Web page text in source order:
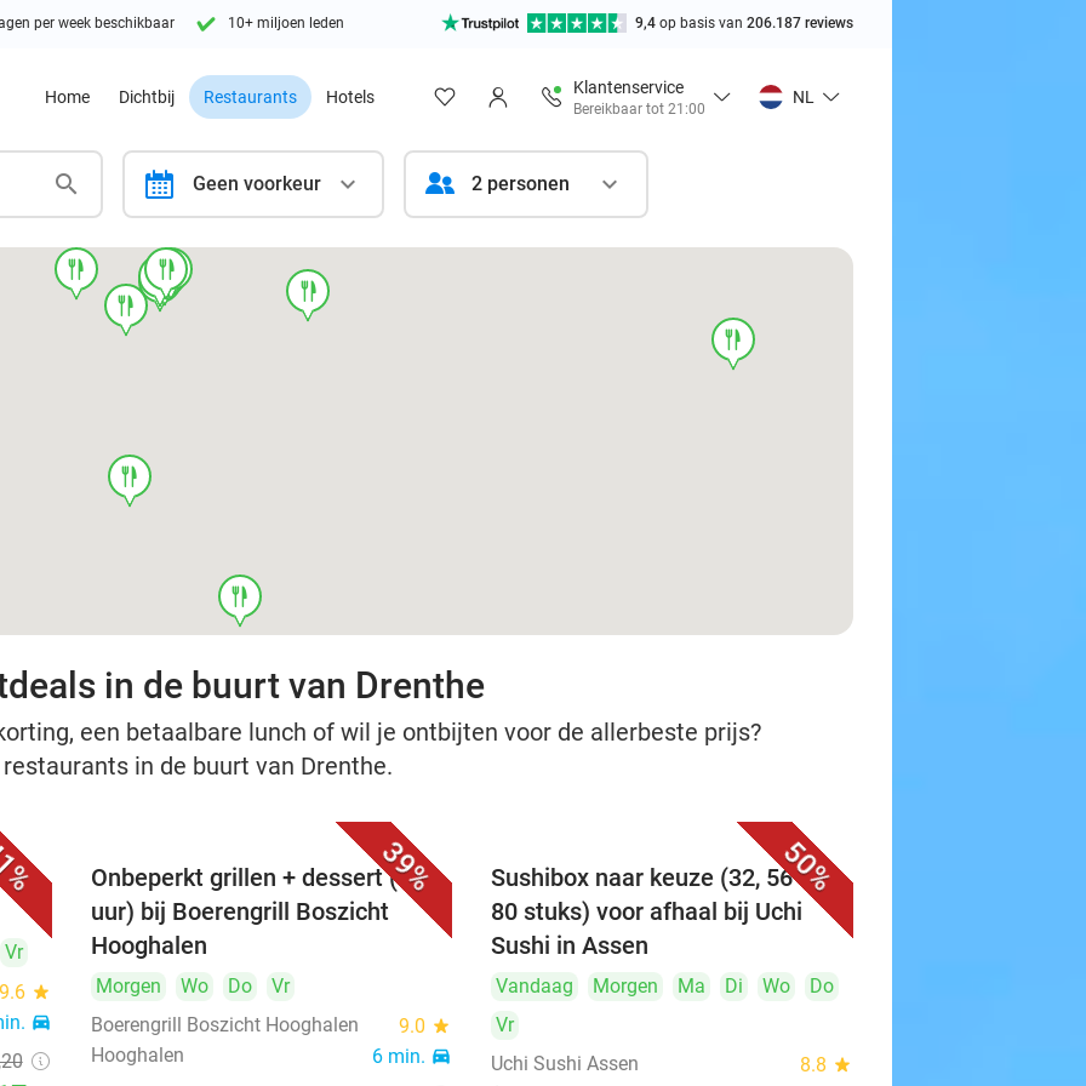
per week beschikbaar 10+ miljoen leden 9,4 op basis van 206.187 reviews
Home Dichtbij Restaurants Hotels
Klantenservice
Bereikbaar tot 21:00
NL
calendar Geen voorkeur 2 personen
food
food
food
food
foodfood
food
food
food
food
food
in de buurt van Drenthe
een betaalbare lunch of wil je ontbijten voor de allerbeste prijs?
in de buurt van Drenthe.
Vr
9.6 star
directions_car
39%
Onbeperkt grillen + dessert (2,5
uur) bij Boerengrill Boszicht
Hooghalen
Morgen Wo Do
Vr
Boerengrill Boszicht Hooghalen
9.0 star
Hooghalen 6 min. directions_car
50%
Sushibox naar keuze (32, 56 of
80 stuks) voor afhaal bij Uchi
Sushi in Assen
Vandaag Morgen Ma Di Wo
Do
Vr
Uchi Sushi Assen
8.8 star